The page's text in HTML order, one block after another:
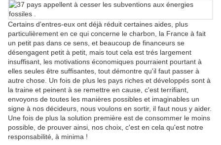
Certains d'entres-eux ont déjà réduit certaines aides, plus
particulièrement en ce qui concerne le charbon, la France à fait
un petit pas dans ce sens, et beaucoup de financeurs se
désengagent petit à petit, mais tout cela est trés largement
insuffisant, les motivations économiques pourraient pourtant à
elles seules être suffisantes, tout démontre qu'il faut passer à
autre chose. Un fois de plus les pays riches et développés sont à
la traine et peinent à se remettre en cause, c'est terrifiant,
envoyons de toutes les manières possibles et imaginables un
signe à nos décideurs, nous voulons en sortir, il faut nous y aider.
Une fois de plus la solution première est de consommer le moins
possible, de prouver ainsi, nos choix, c'est en cela qu'est notre
responsabilité, à minima !